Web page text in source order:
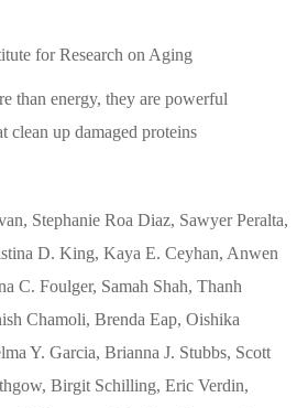
for Research on Aging
than energy, they are powerful
clean up damaged proteins
Stephanie Roa Diaz, Sawyer Peralta,
D. King, Kaya E. Ceyhan, Anwen
C. Foulger, Samah Shah, Thanh
Chamoli, Brenda Eap, Oishika
Y. Garcia, Brianna J. Stubbs, Scott
Birgit Schilling, Eric Verdin,